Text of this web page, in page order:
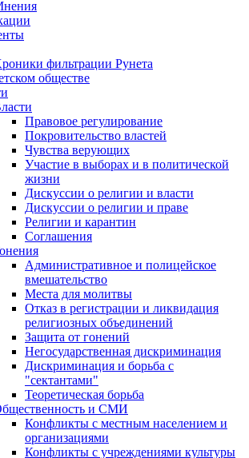
фильтрации Рунета
обществе
Правовое регулирование
Покровительство властей
Чувства верующих
Участие в выборах и в политической
жизни
Дискуссии о религии и власти
Дискуссии о религии и праве
Религии и карантин
Соглашения
Административное и полицейское
вмешательство
Места для молитвы
Отказ в регистрации и ликвидация
религиозных объединений
Защита от гонений
Негосударственная дискриминация
Дискриминация и борьба с
"сектантами"
Теоретическая борьба
и СМИ
Конфликты с местным населением и
организациями
Конфликты с учреждениями культуры